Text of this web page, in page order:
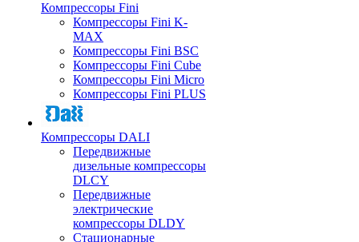
Компрессоры Fini
Компрессоры Fini K-
MAX
Компрессоры Fini BSC
Компрессоры Fini Cube
Компрессоры Fini Micro
Компрессоры Fini PLUS
Компрессоры DALI
Передвижные
дизельные компрессоры
DLCY
Передвижные
электрические
компрессоры DLDY
Стационарные